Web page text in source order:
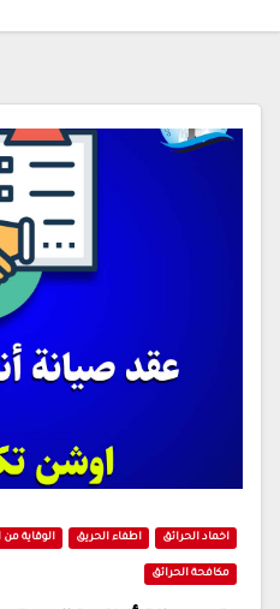
اخماد الحرائق اطفاء الحريق الوقاية من
مكافحة الحرائق